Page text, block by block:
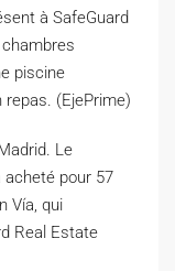
à SafeGuard
piscine
(EjePrime)
Le
acheté pour 57
Vía, qui
Real Estate